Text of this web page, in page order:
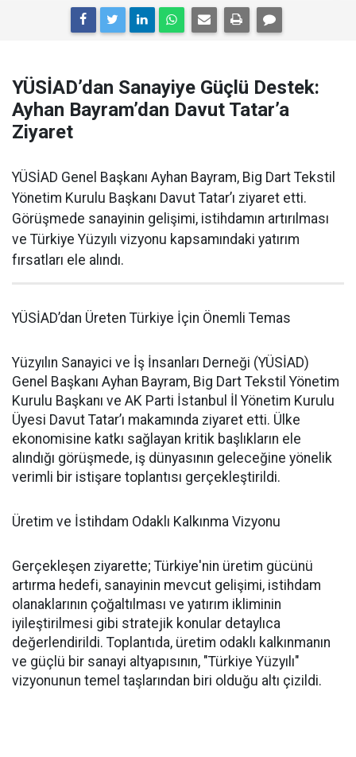
YÜSİAD’dan Sanayiye Güçlü Destek:
Ayhan Bayram’dan Davut Tatar’a
Ziyaret
YÜSİAD Genel Başkanı Ayhan Bayram, Big Dart Tekstil
Yönetim Kurulu Başkanı Davut Tatar’ı ziyaret etti.
Görüşmede sanayinin gelişimi, istihdamın artırılması
ve Türkiye Yüzyılı vizyonu kapsamındaki yatırım
fırsatları ele alındı.
YÜSİAD’dan Üreten Türkiye İçin Önemli Temas
Yüzyılın Sanayici ve İş İnsanları Derneği (YÜSİAD)
Genel Başkanı Ayhan Bayram, Big Dart Tekstil Yönetim
Kurulu Başkanı ve AK Parti İstanbul İl Yönetim Kurulu
Üyesi Davut Tatar’ı makamında ziyaret etti. Ülke
ekonomisine katkı sağlayan kritik başlıkların ele
alındığı görüşmede, iş dünyasının geleceğine yönelik
verimli bir istişare toplantısı gerçekleştirildi.
Üretim ve İstihdam Odaklı Kalkınma Vizyonu
Gerçekleşen ziyarette; Türkiye'nin üretim gücünü
artırma hedefi, sanayinin mevcut gelişimi, istihdam
olanaklarının çoğaltılması ve yatırım ikliminin
iyileştirilmesi gibi stratejik konular detaylıca
değerlendirildi. Toplantıda, üretim odaklı kalkınmanın
ve güçlü bir sanayi altyapısının, "Türkiye Yüzyılı"
vizyonunun temel taşlarından biri olduğu altı çizildi.